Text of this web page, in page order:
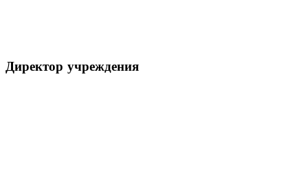
Директор учреждения